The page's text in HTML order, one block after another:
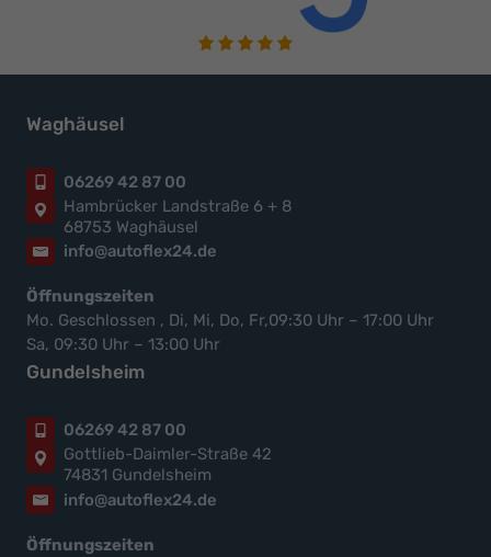
Waghäusel
06269 42 87 00
Hambrücker Landstraße 6 + 8
68753 Waghäusel
info@autoflex24.de
Öffnungszeiten
Mo. Geschlossen , Di, Mi, Do, Fr,09:30 Uhr – 17:00 Uhr
Sa, 09:30 Uhr – 13:00 Uhr
Gundelsheim
06269 42 87 00
Gottlieb-Daimler-Straße 42
74831 Gundelsheim
info@autoflex24.de
Öffnungszeiten